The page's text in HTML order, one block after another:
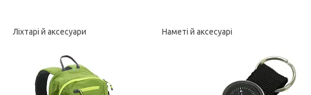
Ліхтарі й аксесуари Наметі й аксесуарі